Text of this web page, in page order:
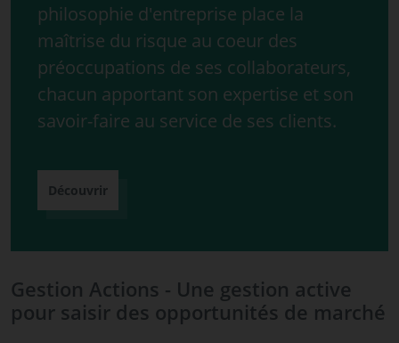
philosophie d'entreprise place la
maîtrise du risque au coeur des
préoccupations de ses collaborateurs,
chacun apportant son expertise et son
savoir-faire au service de ses clients.
Découvrir
Gestion Actions - Une gestion active
pour saisir des opportunités de marché